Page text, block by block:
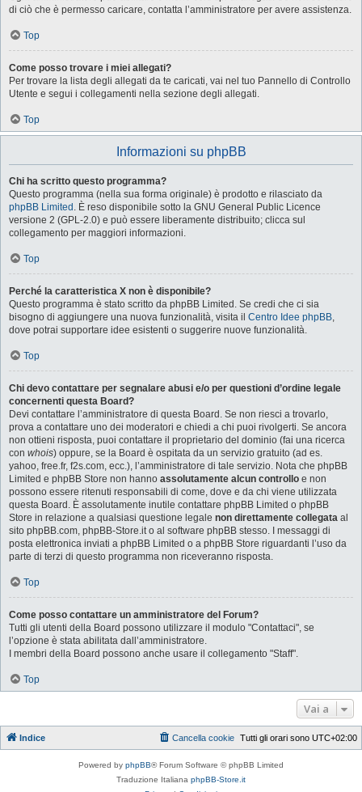
di ciò che è permesso caricare, contatta l’amministratore per avere assistenza.
Top
Come posso trovare i miei allegati?
Per trovare la lista degli allegati da te caricati, vai nel tuo Pannello di Controllo
Utente e segui i collegamenti nella sezione degli allegati.
Top
Informazioni su phpBB
Chi ha scritto questo programma?
Questo programma (nella sua forma originale) è prodotto e rilasciato da
phpBB Limited . È reso disponibile sotto la GNU General Public Licence
versione 2 (GPL-2.0) e può essere liberamente distribuito; clicca sul
collegamento per maggiori informazioni.
Top
Perché la caratteristica X non è disponibile?
Questo programma è stato scritto da phpBB Limited. Se credi che ci sia
bisogno di aggiungere una nuova funzionalità, visita il Centro Idee phpBB,
dove potrai supportare idee esistenti o suggerire nuove funzionalità.
Top
Chi devo contattare per segnalare abusi e/o per questioni d’ordine legale
concernenti questa Board?
Devi contattare l’amministratore di questa Board. Se non riesci a trovarlo,
prova a contattare uno dei moderatori e chiedi a chi puoi rivolgerti. Se ancora
non ottieni risposta, puoi contattare il proprietario del dominio (fai una ricerca
con whois) oppure, se la Board è ospitata da un servizio gratuito (ad es.
yahoo, free.fr, f2s.com, ecc.), l’amministratore di tale servizio. Nota che phpBB
Limited e phpBB Store non hanno assolutamente alcun controllo e non
possono essere ritenuti responsabili di come, dove e da chi viene utilizzata
questa Board. È assolutamente inutile contattare phpBB Limited o phpBB
Store in relazione a qualsiasi questione legale non direttamente collegata al
sito phpBB.com, phpBB-Store.it o al software phpBB stesso. I messaggi di
posta elettronica inviati a phpBB Limited o a phpBB Store riguardanti l’uso da
parte di terzi di questo programma non riceveranno risposta.
Top
Come posso contattare un amministratore del Forum?
Tutti gli utenti della Board possono utilizzare il modulo "Contattaci", se
l’opzione è stata abilitata dall’amministratore.
I membri della Board possono anche usare il collegamento "Staff".
Top
Vai a
Indice Tutti gli orari sono UTC+02:00
Cancella cookie
Powered by phpBB® Forum Software © phpBB Limited
Traduzione Italiana phpBB-Store.it